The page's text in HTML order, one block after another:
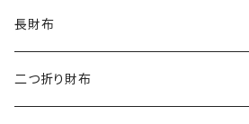
オーストリッチ
シャーク
ダイヤモンドパイソン
オーストリッチ
クロコダイル
ダイヤモンドパイソン
長財布
クロコダイル
二つ折り財布